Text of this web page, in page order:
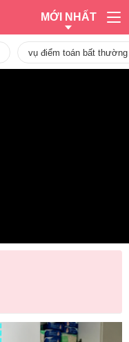
MỚI NHẤT
vụ điểm toán bất